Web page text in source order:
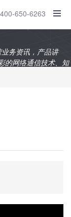
400-650-6263
务资讯，产品讲
的网络通信技术、知